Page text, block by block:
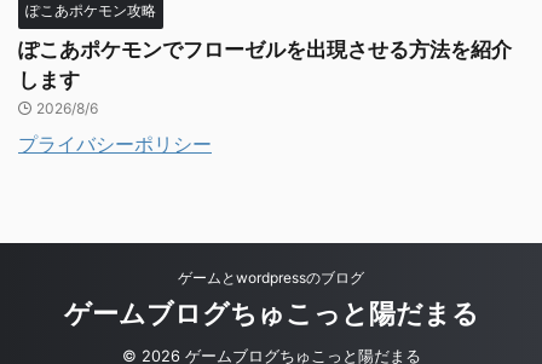
ぽこあポケモン攻略
ぽこあポケモンでフローゼルを出現させる方法を紹介
します
2026/8/6
プライバシーポリシー
ゲームとwordpressのブログ
ゲームブログちゅこっと陽だまる
© 2026 ゲームブログちゅこっと陽だまる